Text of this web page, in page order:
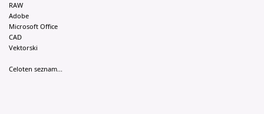
RAW
Adobe
Microsoft Office
CAD
Vektorski
Celoten seznam...